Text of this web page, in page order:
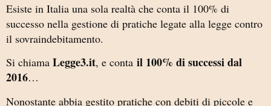
Esiste in Italia una sola realtà che conta il 100% di
successo nella gestione di pratiche legate alla legge contro
il sovraindebitamento.
Si chiama Legge3.it, e conta il 100% di successi dal
2016…
Nonostante abbia gestito pratiche con debiti di piccole e